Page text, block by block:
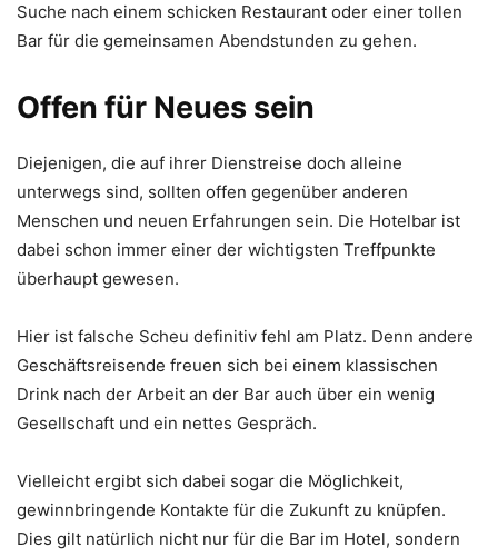
Suche nach einem schicken Restaurant oder einer tollen
Bar für die gemeinsamen Abendstunden zu gehen.
Offen für Neues sein
Diejenigen, die auf ihrer Dienstreise doch alleine
unterwegs sind, sollten offen gegenüber anderen
Menschen und neuen Erfahrungen sein. Die Hotelbar ist
dabei schon immer einer der wichtigsten Treffpunkte
überhaupt gewesen.
Hier ist falsche Scheu definitiv fehl am Platz. Denn andere
Geschäftsreisende freuen sich bei einem klassischen
Drink nach der Arbeit an der Bar auch über ein wenig
Gesellschaft und ein nettes Gespräch.
Vielleicht ergibt sich dabei sogar die Möglichkeit,
gewinnbringende Kontakte für die Zukunft zu knüpfen.
Dies gilt natürlich nicht nur für die Bar im Hotel, sondern